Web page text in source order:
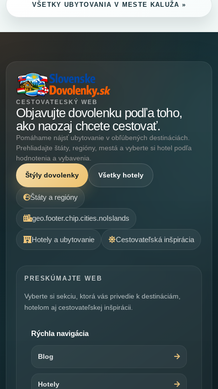
VŠETKY UBYTOVANIA V MESTE KALUŽA »
CESTOVATEĽSKÝ WEB
Objavujte dovolenku podľa toho,
ako naozaj chcete cestovať.
Pomáhame nájsť ubytovanie v obľúbených destináciách.
Prehliadajte štáty, regióny, mestá a vyberte si hotel podľa
hodnotenia a vybavenia.
Štýly dovolenky Všetky hotely
Štáty a regióny
geo.footer.chip.cities.noIslands
Hotely a ubytovanie Cestovateľská inšpirácia
PRESKÚMAJTE WEB
Vyberte si sekciu, ktorá vás privedie k destináciám,
hotelom aj cestovateľskej inšpirácii.
Rýchla navigácia
Blog
Hotely